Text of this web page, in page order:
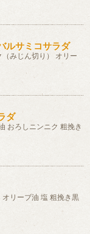
ルサミコサラダ
みじん切り） オリー
ダ
おろしニンニク 粗挽き
リーブ油 塩 粗挽き黒